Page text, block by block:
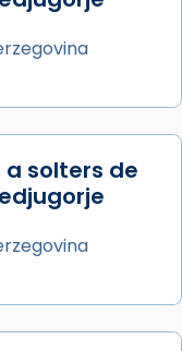
lloc la
al
apostòlica
i als
Barcelona.
cardenal Joan
i l’ha
Barcelona,
solters de